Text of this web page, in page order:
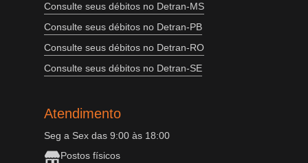
Consulte seus débitos no Detran-MS
Consulte seus débitos no Detran-PB
Consulte seus débitos no Detran-RO
Consulte seus débitos no Detran-SE
Atendimento
Seg a Sex das 9:00 às 18:00
Postos físicos